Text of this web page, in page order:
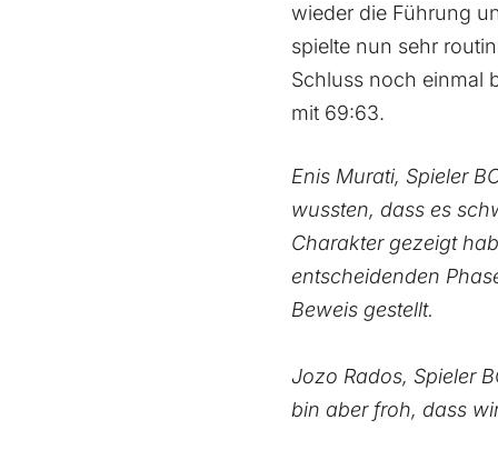
wieder die Führung
spielte nun sehr
Schluss noch einmal
mit 69:63.
Enis Murati, Spieler
wussten, dass es
Charakter gezeigt
entscheidenden
Beweis gestellt.
Jozo Rados, Spieler
bin aber froh, dass